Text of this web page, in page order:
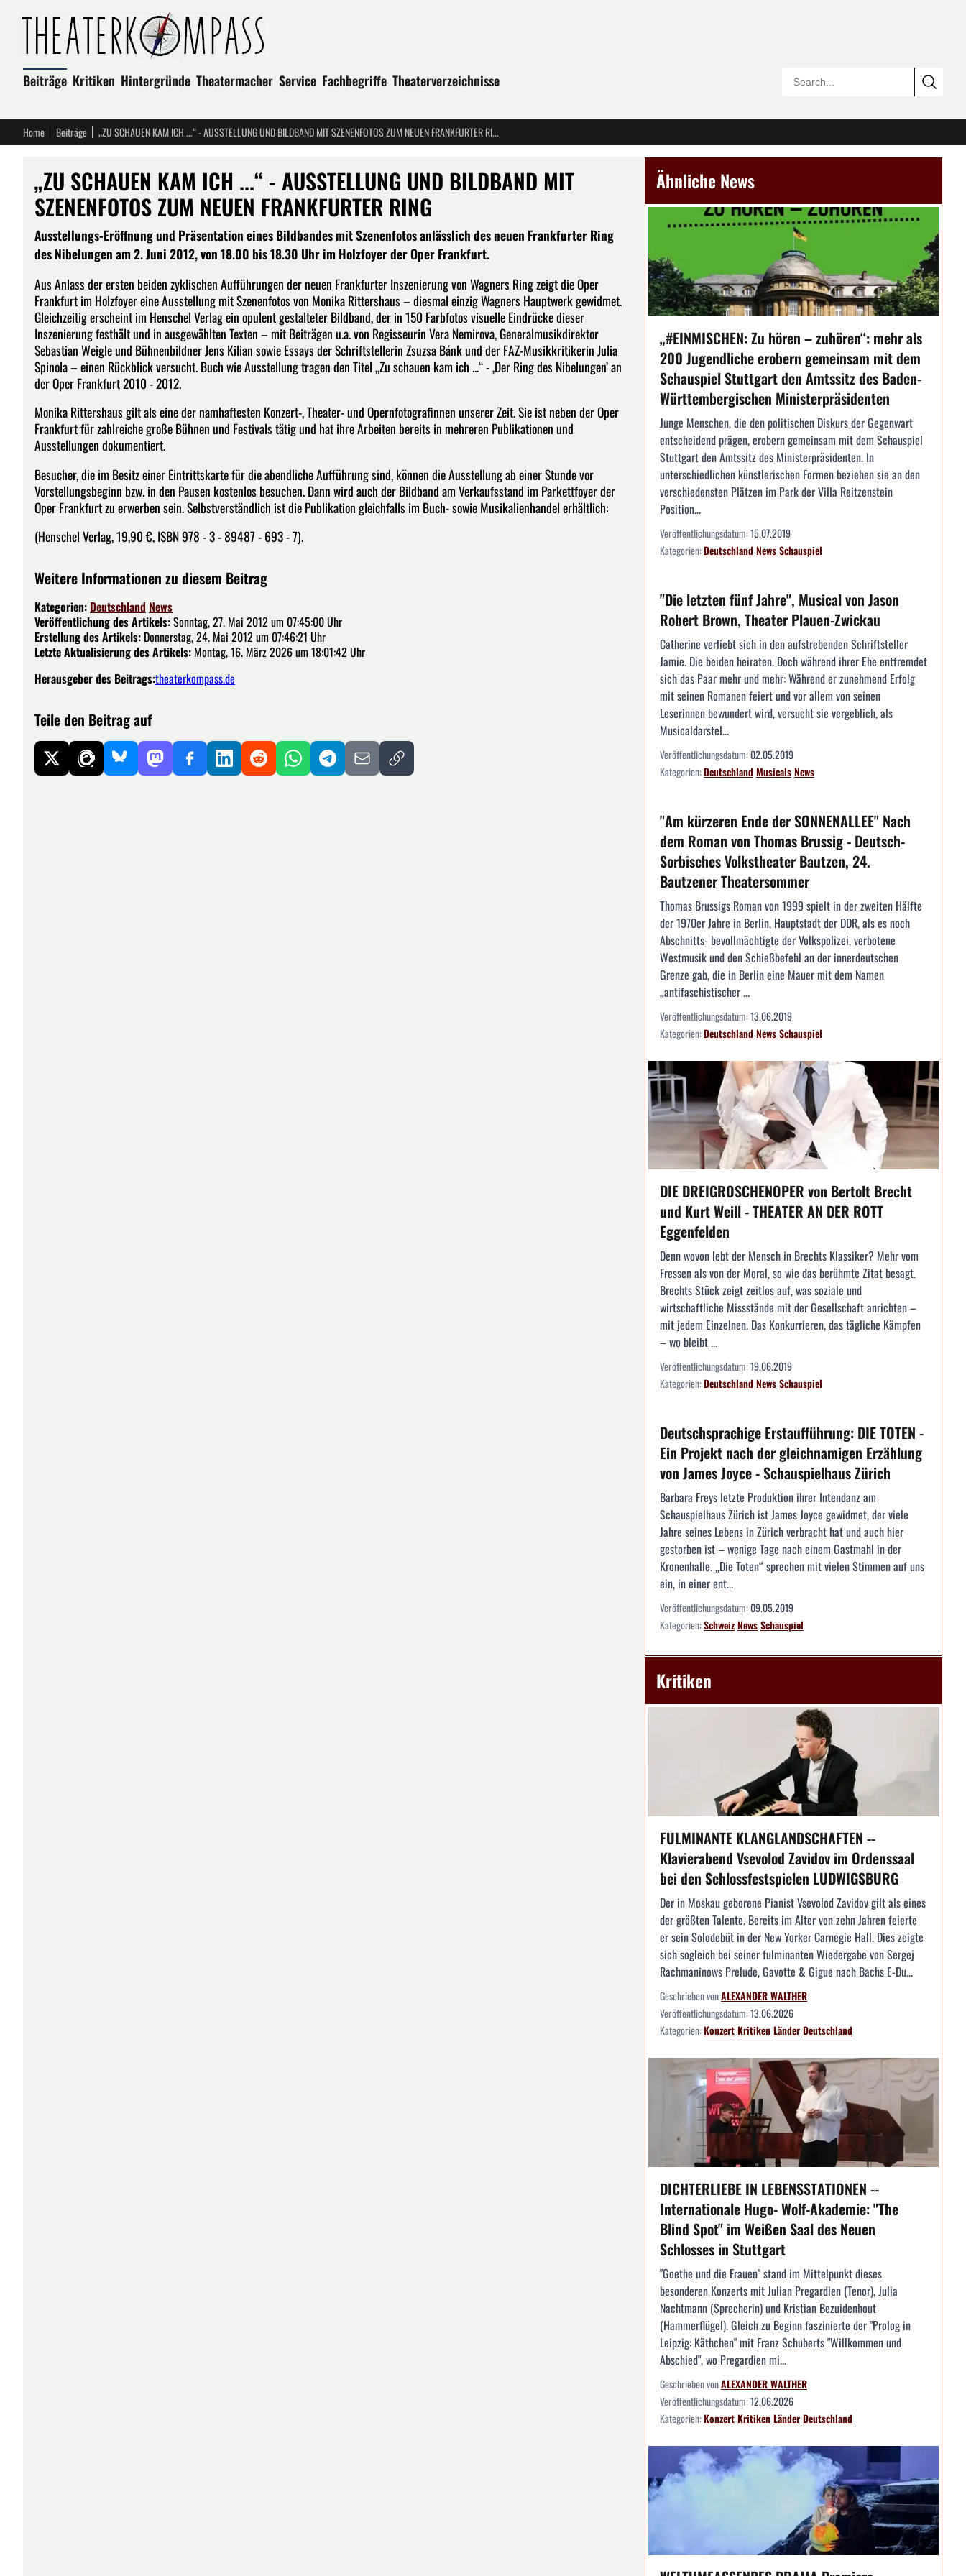
Beiträge Kritiken Hintergründe Theatermacher Service Fachbegriffe Theaterverzeichnisse
Home Beiträge „ZU SCHAUEN KAM ICH ...“ - AUSSTELLUNG UND BILDBAND MIT SZENENFOTOS ZUM NEUEN FRANKFURTER RING
„ZU SCHAUEN KAM ICH ...“ - AUSSTELLUNG UND BILDBAND MIT
SZENENFOTOS ZUM NEUEN FRANKFURTER RING
Ausstellungs-Eröffnung und Präsentation eines Bildbandes mit Szenenfotos anlässlich des neuen Frankfurter Ring
des Nibelungen am 2. Juni 2012, von 18.00 bis 18.30 Uhr im Holzfoyer der Oper Frankfurt.
Aus Anlass der ersten beiden zyklischen Aufführungen der neuen Frankfurter Inszenierung von Wagners Ring zeigt die Oper
Frankfurt im Holzfoyer eine Ausstellung mit Szenenfotos von Monika Rittershaus – diesmal einzig Wagners Hauptwerk gewidmet.
Gleichzeitig erscheint im Henschel Verlag ein opulent gestalteter Bildband, der in 150 Farbfotos visuelle Eindrücke dieser
Inszenierung festhält und in ausgewählten Texten – mit Beiträgen u.a. von Regisseurin Vera Nemirova, Generalmusikdirektor
Sebastian Weigle und Bühnenbildner Jens Kilian sowie Essays der Schriftstellerin Zsuzsa Bánk und der FAZ-Musikkritikerin Julia
Spinola – einen Rückblick versucht. Buch wie Ausstellung tragen den Titel „Zu schauen kam ich ...“ - ‚Der Ring des Nibelungen’ an
der Oper Frankfurt 2010 - 2012.
Monika Rittershaus gilt als eine der namhaftesten Konzert-, Theater- und Opernfotografinnen unserer Zeit. Sie ist neben der Oper
Frankfurt für zahlreiche große Bühnen und Festivals tätig und hat ihre Arbeiten bereits in mehreren Publikationen und
Ausstellungen dokumentiert.
Besucher, die im Besitz einer Eintrittskarte für die abendliche Aufführung sind, können die Ausstellung ab einer Stunde vor
Vorstellungsbeginn bzw. in den Pausen kostenlos besuchen. Dann wird auch der Bildband am Verkaufsstand im Parkettfoyer der
Oper Frankfurt zu erwerben sein. Selbstverständlich ist die Publikation gleichfalls im Buch- sowie Musikalienhandel erhältlich:
(Henschel Verlag, 19,90 €, ISBN 978 - 3 - 89487 - 693 - 7).
Weitere Informationen zu diesem Beitrag
Kategorien: Deutschland News
Veröffentlichung des Artikels:Sonntag, 27. Mai 2012 um 07:45:00 Uhr
Erstellung des Artikels: Donnerstag, 24. Mai 2012 um 07:46:21 Uhr
Letzte Aktualisierung des Artikels: Montag, 16. März 2026 um 18:01:42 Uhr
Herausgeber des Beitrags:theaterkompass.de
Teile den Beitrag auf
Ähnliche News
„#EINMISCHEN: Zu hören – zuhören“: mehr als
200 Jugendliche erobern gemeinsam mit dem
Schauspiel Stuttgart den Amtssitz des Baden-
Württembergischen Ministerpräsidenten
Junge Menschen, die den politischen Diskurs der Gegenwart
entscheidend prägen, erobern gemeinsam mit dem Schauspiel
Stuttgart den Amtssitz des Ministerpräsidenten. In
unterschiedlichen künstlerischen Formen beziehen sie an den
verschiedensten Plätzen im Park der Villa Reitzenstein
Position...
Veröffentlichungsdatum:15.07.2019
Kategorien:DeutschlandNewsSchauspiel
"Die letzten fünf Jahre", Musical von Jason
Robert Brown, Theater Plauen-Zwickau
Catherine verliebt sich in den aufstrebenden Schriftsteller
Jamie. Die beiden heiraten. Doch während ihrer Ehe entfremdet
sich das Paar mehr und mehr: Während er zunehmend Erfolg
mit seinen Romanen feiert und vor allem von seinen
Leserinnen bewundert wird, versucht sie vergeblich, als
Musicaldarstel...
Veröffentlichungsdatum:02.05.2019
Kategorien:DeutschlandMusicalsNews
"Am kürzeren Ende der SONNENALLEE" Nach
dem Roman von Thomas Brussig - Deutsch-
Sorbisches Volkstheater Bautzen, 24.
Bautzener Theatersommer
Thomas Brussigs Roman von 1999 spielt in der zweiten Hälfte
der 1970er Jahre in Berlin, Hauptstadt der DDR, als es noch
Abschnitts- bevollmächtigte der Volkspolizei, verbotene
Westmusik und den Schießbefehl an der innerdeutschen
Grenze gab, die in Berlin eine Mauer mit dem Namen
„antifaschistischer ...
Veröffentlichungsdatum:13.06.2019
Kategorien:DeutschlandNewsSchauspiel
DIE DREIGROSCHENOPER von Bertolt Brecht
und Kurt Weill - THEATER AN DER ROTT
Eggenfelden
Denn wovon lebt der Mensch in Brechts Klassiker? Mehr vom
Fressen als von der Moral, so wie das berühmte Zitat besagt.
Brechts Stück zeigt zeitlos auf, was soziale und
wirtschaftliche Missstände mit der Gesellschaft anrichten –
mit jedem Einzelnen. Das Konkurrieren, das tägliche Kämpfen
– wo bleibt ...
Veröffentlichungsdatum:19.06.2019
Kategorien:DeutschlandNewsSchauspiel
Deutschsprachige Erstaufführung: DIE TOTEN -
Ein Projekt nach der gleichnamigen Erzählung
von James Joyce - Schauspielhaus Zürich
Barbara Freys letzte Produktion ihrer Intendanz am
Schauspielhaus Zürich ist James Joyce gewidmet, der viele
Jahre seines Lebens in Zürich verbracht hat und auch hier
gestorben ist – wenige Tage nach einem Gastmahl in der
Kronenhalle. „Die Toten“ sprechen mit vielen Stimmen auf uns
ein, in einer ent...
Veröffentlichungsdatum:09.05.2019
Kategorien:SchweizNewsSchauspiel
Kritiken
FULMINANTE KLANGLANDSCHAFTEN --
Klavierabend Vsevolod Zavidov im Ordenssaal
bei den Schlossfestspielen LUDWIGSBURG
Der in Moskau geborene Pianist Vsevolod Zavidov gilt als eines
der größten Talente. Bereits im Alter von zehn Jahren feierte
er sein Solodebüt in der New Yorker Carnegie Hall. Dies zeigte
sich sogleich bei seiner fulminanten Wiedergabe von Sergej
Rachmaninows Prelude, Gavotte & Gigue nach Bachs E-Du...
Geschrieben vonALEXANDER WALTHER
Veröffentlichungsdatum:13.06.2026
Kategorien:KonzertKritikenLänderDeutschland
DICHTERLIEBE IN LEBENSSTATIONEN --
Internationale Hugo- Wolf-Akademie: "The
Blind Spot" im Weißen Saal des Neuen
Schlosses in Stuttgart
"Goethe und die Frauen" stand im Mittelpunkt dieses
besonderen Konzerts mit Julian Pregardien (Tenor), Julia
Nachtmann (Sprecherin) und Kristian Bezuidenhout
(Hammerflügel). Gleich zu Beginn faszinierte der "Prolog in
Leipzig: Käthchen" mit Franz Schuberts "Willkommen und
Abschied", wo Pregardien mi...
Geschrieben vonALEXANDER WALTHER
Veröffentlichungsdatum:12.06.2026
Kategorien:KonzertKritikenLänderDeutschland